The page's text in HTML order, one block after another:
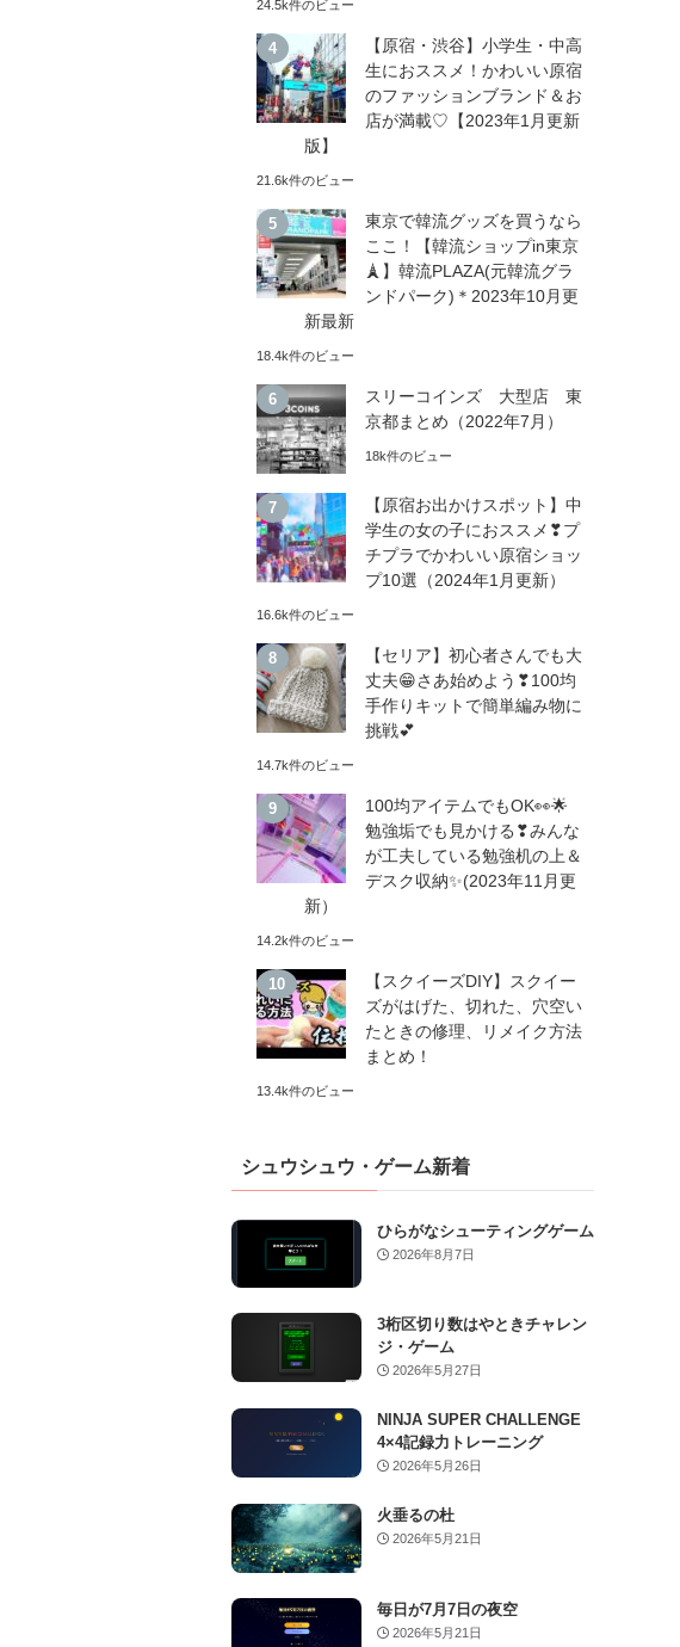
24.5k件のビュー
【原宿・渋谷】小学生・中高
生におススメ！かわいい原宿
のファッションブランド＆お
店が満載♡【2023年1月更新
版】
21.6k件のビュー
東京で韓流グッズを買うなら
ここ！【韓流ショップin東京
🗼】韓流PLAZA(元韓流グラ
ンドパーク)＊2023年10月更
新最新
18.4k件のビュー
スリーコインズ 大型店 東
京都まとめ（2022年7月）
18k件のビュー
【原宿お出かけスポット】中
学生の女の子におススメ❣プ
チプラでかわいい原宿ショッ
プ10選（2024年1月更新）
16.6k件のビュー
【セリア】初心者さんでも大
丈夫😁さあ始めよう❣100均
手作りキットで簡単編み物に
挑戦💕
14.7k件のビュー
100均アイテムでもOK👀🌟
勉強垢でも見かける❣みんな
が工夫している勉強机の上＆
デスク収納✨(2023年11月更
新）
14.2k件のビュー
【スクイーズDIY】スクイー
ズがはげた、切れた、穴空い
たときの修理、リメイク方法
まとめ！
13.4k件のビュー
シュウシュウ・ゲーム新着
ひらがなシューティングゲーム
2026年8月7日
3桁区切り数はやときチャレン
ジ・ゲーム
2026年5月27日
NINJA SUPER CHALLENGE
4×4記録力トレーニング
2026年5月26日
火垂るの杜
2026年5月21日
毎日が7月7日の夜空
2026年5月21日